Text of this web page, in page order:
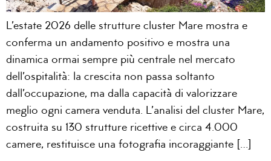
L’estate 2026 delle strutture cluster Mare mostra e
conferma un andamento positivo e mostra una
dinamica ormai sempre più centrale nel mercato
dell’ospitalità: la crescita non passa soltanto
dall’occupazione, ma dalla capacità di valorizzare
meglio ogni camera venduta. L’analisi del cluster Mare,
costruita su 130 strutture ricettive e circa 4.000
camere, restituisce una fotografia incoraggiante […]